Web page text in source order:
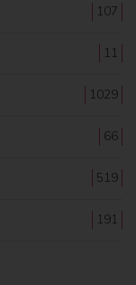
107
11
1029
66
519
191